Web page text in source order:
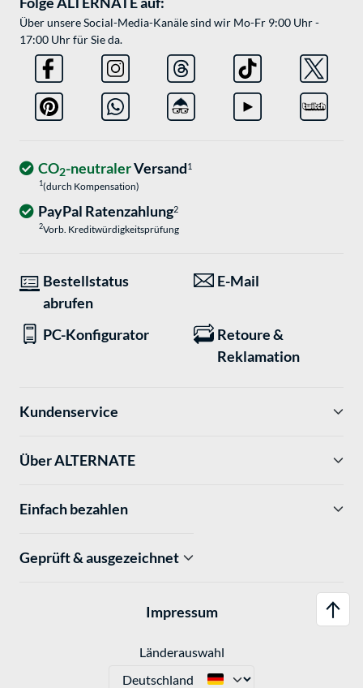
Über unsere Social-Media-Kanäle sind wir Mo-Fr 9:00 Uhr -
17:00 Uhr für Sie da.
CO2-neutralerVersand1
1(durch Kompensation)
PayPal Ratenzahlung2
2Vorb. Kreditwürdigkeitsprüfung
Bestellstatus
abrufen
E-Mail
PC-Konfigurator
Retoure &
Reklamation
Kundenservice
Über ALTERNATE
Einfach bezahlen
Geprüft & ausgezeichnet
Impressum
Länderauswahl